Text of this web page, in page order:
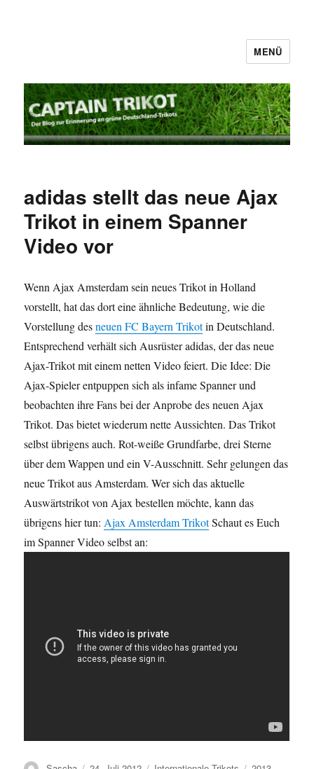
MENÜ
adidas stellt das neue Ajax
Trikot in einem Spanner
Video vor
Wenn Ajax Amsterdam sein neues Trikot in Holland
vorstellt, hat das dort eine ähnliche Bedeutung, wie die
Vorstellung desneuen FC Bayern Trikotin Deutschland.
Entsprechend verhält sich Ausrüster adidas, der das neue
Ajax-Trikot mit einem netten Video feiert. Die Idee: Die
Ajax-Spieler entpuppen sich als infame Spanner und
beobachten ihre Fans bei der Anprobe des neuen Ajax
Trikot. Das bietet wiederum nette Aussichten. Das Trikot
selbst übrigens auch. Rot-weiße Grundfarbe, drei Sterne
über dem Wappen und ein V-Ausschnitt. Sehr gelungen das
neue Trikot aus Amsterdam. Wer sich das aktuelle
Auswärtstrikot von Ajax bestellen möchte, kann das
übrigens hier tun:Ajax Amsterdam TrikotSchaut es Euch
im Spanner Video selbst an: